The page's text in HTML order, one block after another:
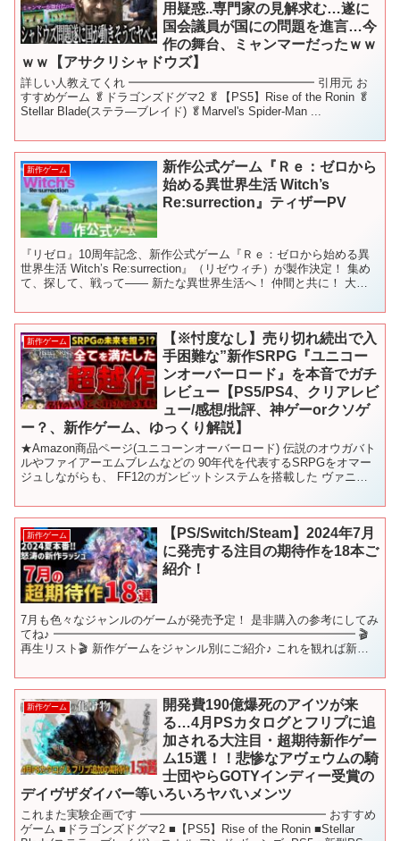
用疑惑..専門家の見解求む…遂に
国会議員が国にの問題を進言…今
作の舞台、ミャンマーだったｗｗ
ｗｗ【アサクリシャドウズ】
詳しい人教えてくれ ━━━━━━━━━━━━━━━━ 引用元 お
すすめゲーム 🥬ドラゴンズドグマ2 🥬【PS5】Rise of the Ronin 🥬
Stellar Blade(ステラ―ブレイド) 🥬Marvel's Spider-Man ...
新作ゲーム
新作公式ゲーム『Ｒｅ：ゼロから
始める異世界生活 Witch’s
Re:surrection』ティザーPV
『リゼロ』10周年記念、新作公式ゲーム『Ｒｅ：ゼロから始める異
世界生活 Witch’s Re:surrection』（リゼウィチ）が製作決定！ 集め
て、探して、戦って―― 新たな異世界生活へ！ 仲間と共に！ 大人
新作ゲーム
【※忖度なし】売り切れ続出で入
手困難な”新作SRPG『ユニコー
ンオーバーロード』を本音でガチ
レビュー【PS5/PS4、クリアレビ
ュー/感想/批評、神ゲーorクソゲ
ー？、新作ゲーム、ゆっくり解説】
★Amazon商品ページ(ユニコーンオーバーロード) 伝説のオウガバト
ルやファイアーエムブレムなどの 90年代を代表するSRPGをオマー
ジュしながらも、 FF12のガンビットシステムを搭載した ヴァニラ
新作ゲーム
【PS/Switch/Steam】2024年7月
に発売する注目の期待作を18本ご
紹介！
7月も色々なジャンルのゲームが発売予定！ 是非購入の参考にしてみ
てね♪ ━━━━━━━━━━━━━━━━━━━━━━━━━━ 🎬
再生リスト🎬 新作ゲームをジャンル別にご紹介♪ これを観れば新作
新作ゲーム
開発費190億爆死のアイツが来
る…4月PSカタログとフリプに追
加される大注目・超期待新作ゲー
ム15選！！悲惨なアヴェウムの騎
士団やらGOTYインディー受賞の
デイヴザダイバー等いろいろヤバいメンツ
これまた実験企画です ━━━━━━━━━━━━━━━━ おすすめ
ゲーム ■ドラゴンズドグマ2 ■【PS5】Rise of the Ronin ■Stellar